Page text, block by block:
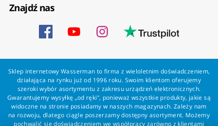
Znajdź nas
Sklep internetowy Wasserman to firma z wieloletnim doświadczeniem,
działająca na rynku już od 1996 roku. Swoim klientom oferujemy
szeroki wybór asortymentu z zakresu urządzeń elektronicznych.
Gwarantujemy wysyłkę „od ręki”, ponieważ wszystkie produkty, jakie są
widoczne na stronie posiadamy w naszych magazynach. Zależy nam
na rozwoju, dlatego ciągle poszerzamy dostępny asortyment. Możemy
pochwalić się doświadczeniem we współpracy zarówno z klientami